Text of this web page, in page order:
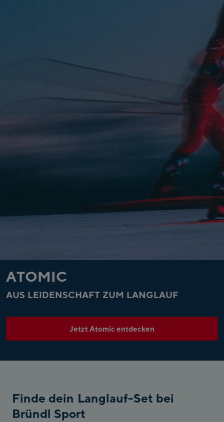
ATOMIC
AUS LEIDENSCHAFT ZUM LANGLAUF
Jetzt Atomic entdecken
Finde dein Langlauf-Set bei
Bründl Sport